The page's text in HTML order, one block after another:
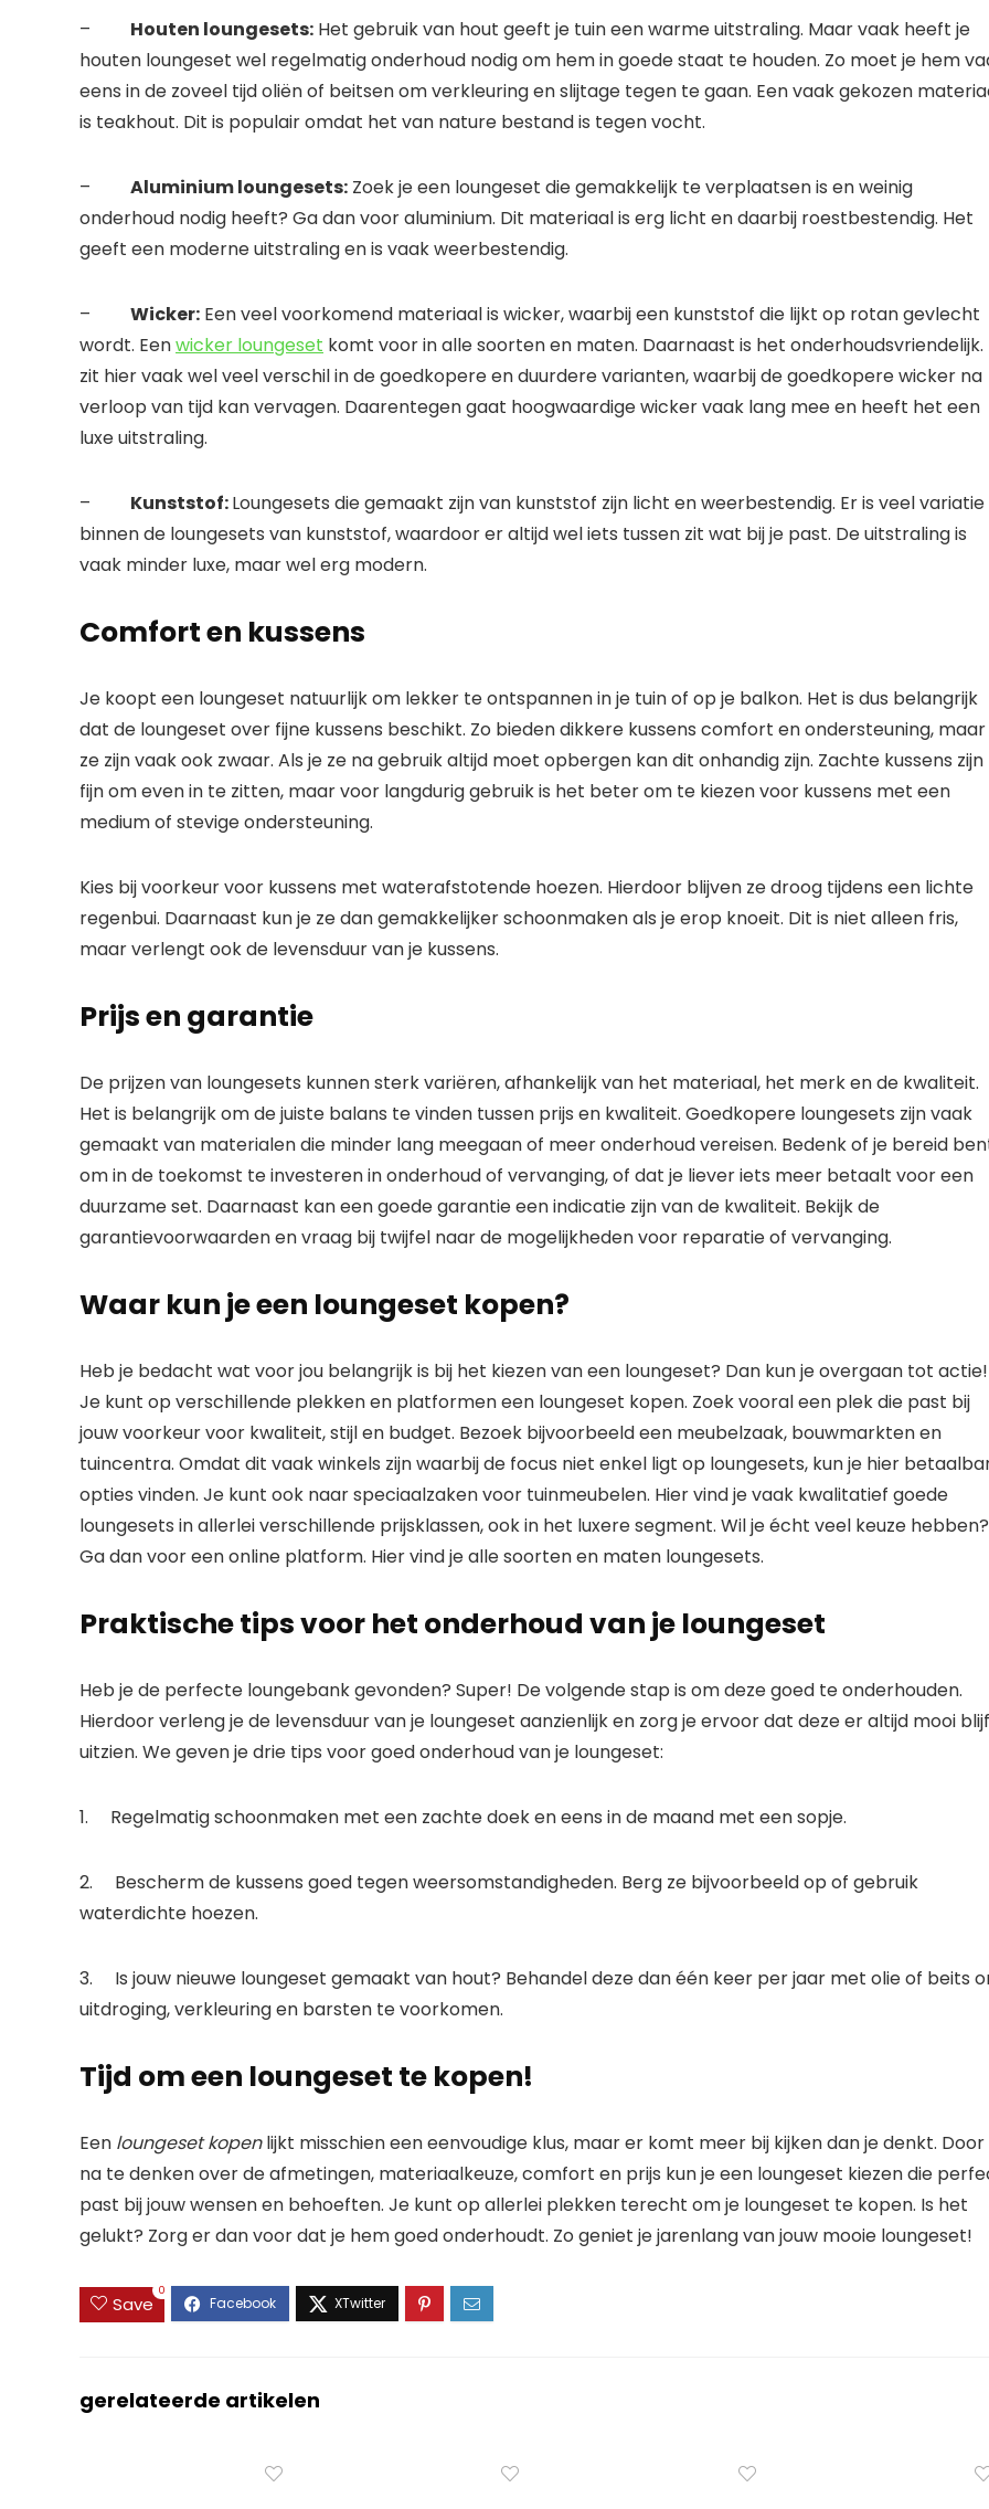
– Houten loungesets: Het gebruik van hout geeft je tuin een warme uitstraling. Maar vaak heeft je
houten loungeset wel regelmatig onderhoud nodig om hem in goede staat te houden. Zo moet je hem
eens in de zoveel tijd oliën of beitsen om verkleuring en slijtage tegen te gaan. Een vaak gekozen
is teakhout. Dit is populair omdat het van nature bestand is tegen vocht.
– Aluminium loungesets: Zoek je een loungeset die gemakkelijk te verplaatsen is en weinig
onderhoud nodig heeft? Ga dan voor aluminium. Dit materiaal is erg licht en daarbij roestbestendig. Het
geeft een moderne uitstraling en is vaak weerbestendig.
– Wicker: Een veel voorkomend materiaal is wicker, waarbij een kunststof die lijkt op rotan gevlecht
wordt. Eenwicker loungeset komt voor in alle soorten en maten. Daarnaast is het onderhoudsvriendelijk.
zit hier vaak wel veel verschil in de goedkopere en duurdere varianten, waarbij de goedkopere wicker na
verloop van tijd kan vervagen. Daarentegen gaat hoogwaardige wicker vaak lang mee en heeft het een
luxe uitstraling.
– Kunststof:Loungesets die gemaakt zijn van kunststof zijn licht en weerbestendig. Er is veel variatie
binnen de loungesets van kunststof, waardoor er altijd wel iets tussen zit wat bij je past. De uitstraling is
vaak minder luxe, maar wel erg modern.
Comfort en kussens
Je koopt een loungeset natuurlijk om lekker te ontspannen in je tuin of op je balkon. Het is dus belangrijk
dat de loungeset over fijne kussens beschikt. Zo bieden dikkere kussens comfort en ondersteuning, maar
ze zijn vaak ook zwaar. Als je ze na gebruik altijd moet opbergen kan dit onhandig zijn. Zachte kussens zijn
fijn om even in te zitten, maar voor langdurig gebruik is het beter om te kiezen voor kussens met een
medium of stevige ondersteuning.
Kies bij voorkeur voor kussens met waterafstotende hoezen. Hierdoor blijven ze droog tijdens een lichte
regenbui. Daarnaast kun je ze dan gemakkelijker schoonmaken als je erop knoeit. Dit is niet alleen fris,
maar verlengt ook de levensduur van je kussens.
Prijs en garantie
De prijzen van loungesets kunnen sterk variëren, afhankelijk van het materiaal, het merk en de kwaliteit.
Het is belangrijk om de juiste balans te vinden tussen prijs en kwaliteit. Goedkopere loungesets zijn vaak
gemaakt van materialen die minder lang meegaan of meer onderhoud vereisen. Bedenk of je bereid
om in de toekomst te investeren in onderhoud of vervanging, of dat je liever iets meer betaalt voor een
duurzame set. Daarnaast kan een goede garantie een indicatie zijn van de kwaliteit. Bekijk de
garantievoorwaarden en vraag bij twijfel naar de mogelijkheden voor reparatie of vervanging.
Waar kun je een loungeset kopen?
Heb je bedacht wat voor jou belangrijk is bij het kiezen van een loungeset? Dan kun je overgaan tot actie!
Je kunt op verschillende plekken en platformen een loungeset kopen. Zoek vooral een plek die past bij
jouw voorkeur voor kwaliteit, stijl en budget. Bezoek bijvoorbeeld een meubelzaak, bouwmarkten en
tuincentra. Omdat dit vaak winkels zijn waarbij de focus niet enkel ligt op loungesets, kun je hier
opties vinden. Je kunt ook naar speciaalzaken voor tuinmeubelen. Hier vind je vaak kwalitatief goede
loungesets in allerlei verschillende prijsklassen, ook in het luxere segment. Wil je écht veel keuze hebben?
Ga dan voor een online platform. Hier vind je alle soorten en maten loungesets.
Praktische tips voor het onderhoud van je loungeset
Heb je de perfecte loungebank gevonden? Super! De volgende stap is om deze goed te onderhouden.
Hierdoor verleng je de levensduur van je loungeset aanzienlijk en zorg je ervoor dat deze er altijd mooi
uitzien. We geven je drie tips voor goed onderhoud van je loungeset:
1. Regelmatig schoonmaken met een zachte doek en eens in de maand met een sopje.
2. Bescherm de kussens goed tegen weersomstandigheden. Berg ze bijvoorbeeld op of gebruik
waterdichte hoezen.
3. Is jouw nieuwe loungeset gemaakt van hout? Behandel deze dan één keer per jaar met olie of beits
uitdroging, verkleuring en barsten te voorkomen.
Tijd om een loungeset te kopen!
Een loungeset kopenlijkt misschien een eenvoudige klus, maar er komt meer bij kijken dan je denkt. Door
na te denken over de afmetingen, materiaalkeuze, comfort en prijs kun je een loungeset kiezen die
past bij jouw wensen en behoeften. Je kunt op allerlei plekken terecht om je loungeset te kopen. Is het
gelukt? Zorg er dan voor dat je hem goed onderhoudt. Zo geniet je jarenlang van jouw mooie loungeset!
Save
0
gerelateerde artikelen